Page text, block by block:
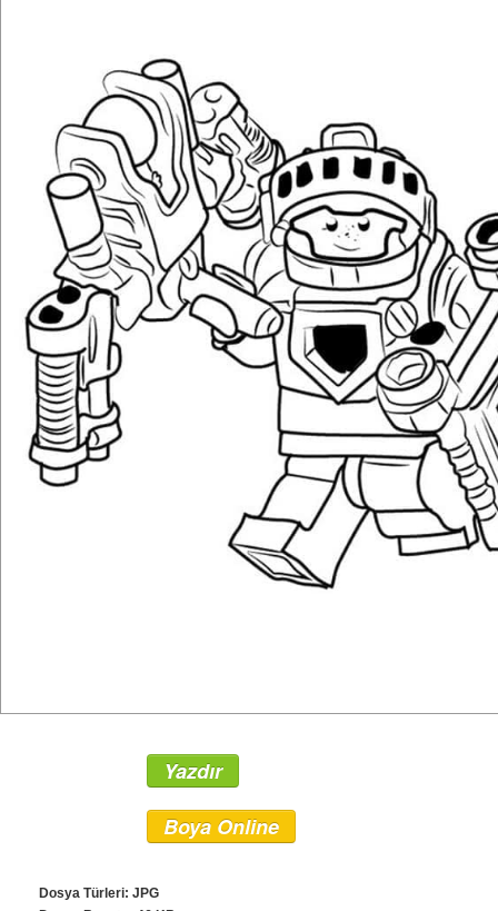
Yazdır
Boya Online
Dosya Türleri: JPG